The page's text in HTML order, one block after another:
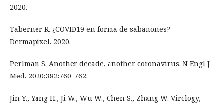
2020.
Taberner R. ¿COVID19 en forma de sabañones?
Dermapixel. 2020.
Perlman S. Another decade, another coronavirus. N Engl J
Med. 2020;382:760–762.
Jin Y., Yang H., Ji W., Wu W., Chen S., Zhang W. Virology,